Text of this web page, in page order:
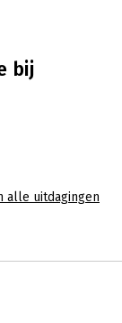
bij
alle uitdagingen